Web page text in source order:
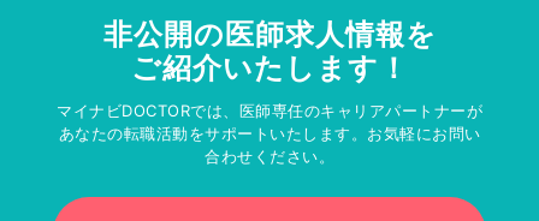
非公開の医師求人情報を
ご紹介いたします！
マイナビDOCTORでは、医師専任のキャリアパートナーが
あなたの転職活動をサポートいたします。お気軽にお問い
合わせください。